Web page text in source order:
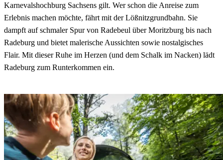
Karnevalshochburg Sachsens gilt. Wer schon die Anreise zum
Erlebnis machen möchte, fährt mit der Lößnitzgrundbahn. Sie
dampft auf schmaler Spur von Radebeul über Moritzburg bis nach
Radeburg und bietet malerische Aussichten sowie nostalgisches
Flair. Mit dieser Ruhe im Herzen (und dem Schalk im Nacken) lädt
Radeburg zum Runterkommen ein.